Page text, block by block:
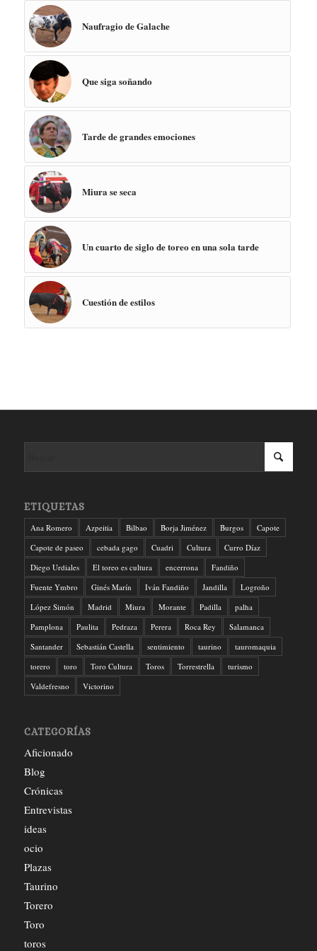
Naufragio de Galache
Que siga soñando
Tarde de grandes emociones
Miura se seca
Un cuarto de siglo de toreo en una sola tarde
Cuestión de estilos
ETIQUETAS
Ana Romero Azpeitia Bilbao Borja Jiménez Burgos
Capote
Capote de paseo
cebada gago Cuadri Cultura
Curro Díaz
Diego Urdiales
El toreo es cultura encerrona
Fandiño
Fuente Ymbro
Ginés Marín Iván Fandiño Jandilla
Logroño
López Simón
Madrid Miura Morante Padilla
palha
Pamplona
Paulita Pedraza Perera Roca Rey
Salamanca
Santander
Sebastián Castella sentimiento taurino
tauromaquia
torero
toro Toro Cultura Toros Torrestrella
turismo
Valdefresno
Victorino
CATEGORÍAS
Aficionado
Blog
Crónicas
Entrevistas
ideas
ocio
Plazas
Taurino
Torero
Toro
toros